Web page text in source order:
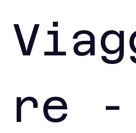
re -